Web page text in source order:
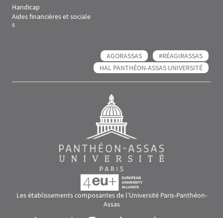
Handicap
Aides financières et sociale
s
AGORASSAS
#RÉAGIRASSAS
HAL PANTHÉON-ASSAS UNIVERSITÉ
Les établissements composantes de l’Université Paris-Panthéon-
Assas